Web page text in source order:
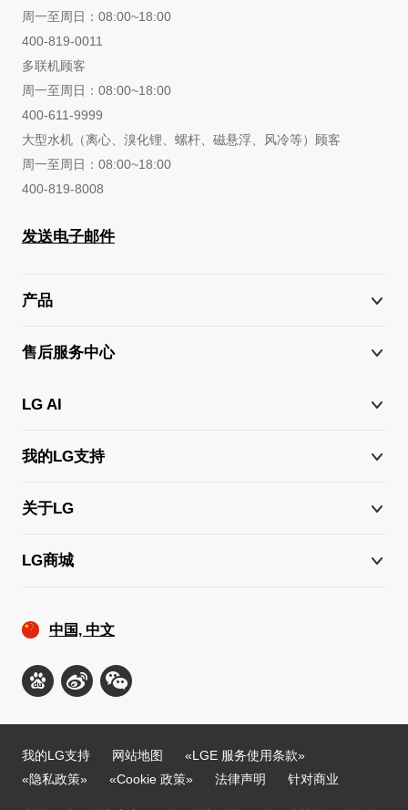
周一至周日：08:00~18:00
400-819-0011
多联机顾客
周一至周日：08:00~18:00
400-611-9999
大型水机（离心、溴化锂、螺杆、磁悬浮、风冷等）顾客
周一至周日：08:00~18:00
400-819-8008
发送电子邮件
产品
售后服务中心
LG AI
我的LG支持
关于LG
LG商城
中国, 中文
我的LG支持 网站地图
«LGE 服务使用条款»
«隐私政策»
«Cookie 政策» 法律声明 针对商业